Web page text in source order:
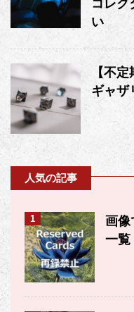
コレク
い
【不
ギャザ
人気の記事
1
画像
一覧